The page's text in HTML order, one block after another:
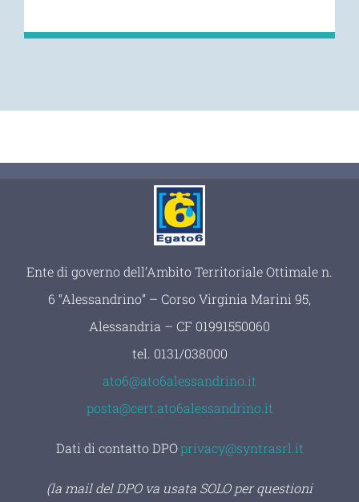
Ente di governo dell’Ambito Territoriale Ottimale n.
6 “Alessandrino” – Corso Virginia Marini 95,
Alessandria – CF 01991550060
tel. 0131/038000
ato6@ato6alessandrino.it
posta@cert.ato6alessandrino.it
Dati di contatto DPO:privacy@syntrasrl.it
(la mail del DPO va usata SOLO per questioni